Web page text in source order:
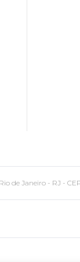
Janeiro - RJ - CEP: